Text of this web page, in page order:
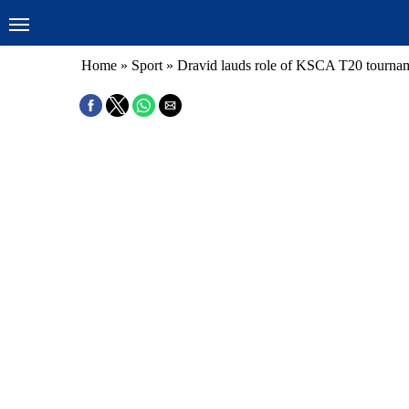
Home » Sport » Dravid lauds role of KSCA T20